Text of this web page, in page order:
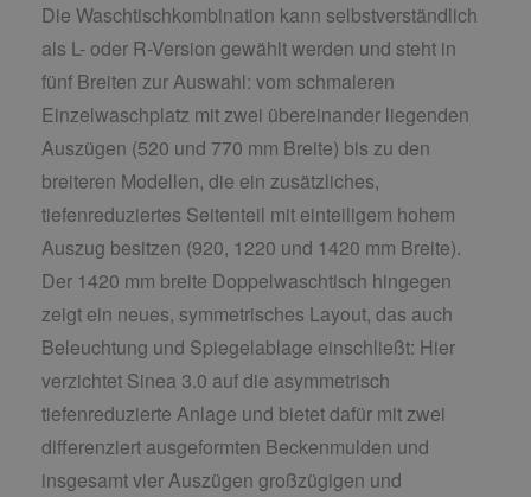
Die Waschtischkombination kann selbstverständlich
als L- oder R-Version gewählt werden und steht in
fünf Breiten zur Auswahl: vom schmaleren
Einzelwaschplatz mit zwei übereinander liegenden
Auszügen (520 und 770 mm Breite) bis zu den
breiteren Modellen, die ein zusätzliches,
tiefenreduziertes Seitenteil mit einteiligem hohem
Auszug besitzen (920, 1220 und 1420 mm Breite).
Der 1420 mm breite Doppelwaschtisch hingegen
zeigt ein neues, symmetrisches Layout, das auch
Beleuchtung und Spiegelablage einschließt: Hier
verzichtet Sinea 3.0 auf die asymmetrisch
tiefenreduzierte Anlage und bietet dafür mit zwei
differenziert ausgeformten Beckenmulden und
insgesamt vier Auszügen großzügigen und